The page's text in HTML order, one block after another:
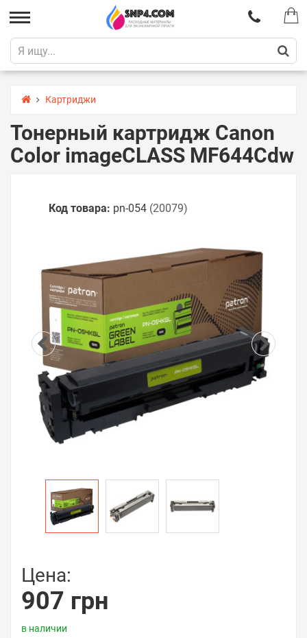
Картриджи
Тонерный картридж Canon
Color imageCLASS MF644Cdw
Код товара: pn-054 (20079)
Цена:
907 грн
в наличии